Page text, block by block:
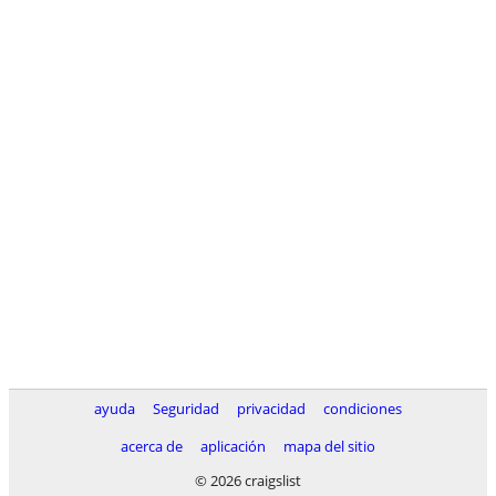
ayuda Seguridad privacidad
condiciones
acerca de
aplicación
mapa del sitio
© 2026 craigslist